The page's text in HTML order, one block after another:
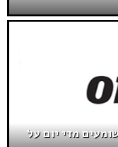
מדי יום על